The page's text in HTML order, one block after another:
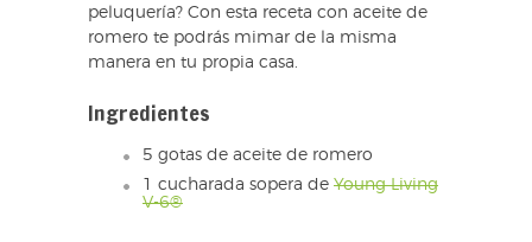
peluquería? Con esta receta con aceite de
romero te podrás mimar de la misma
manera en tu propia casa.
Ingredientes
5 gotas de aceite de romero
1 cucharada sopera de Young Living
V-6®